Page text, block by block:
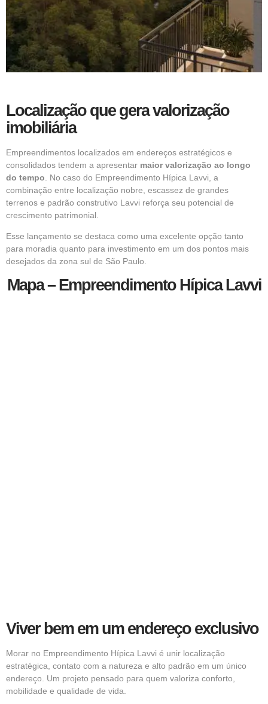
Localização que gera valorização
imobiliária
Empreendimentos localizados em endereços estratégicos e
consolidados tendem a apresentar maior valorização ao longo
do tempo . No caso do Empreendimento Hípica Lavvi, a
combinação entre localização nobre, escassez de grandes
terrenos e padrão construtivo Lavvi reforça seu potencial de
crescimento patrimonial.
Esse lançamento se destaca como uma excelente opção tanto
para moradia quanto para investimento em um dos pontos mais
desejados da zona sul de São Paulo.
Mapa – Empreendimento Hípica Lavvi
Viver bem em um endereço exclusivo
Morar no Empreendimento Hípica Lavvi é unir localização
estratégica, contato com a natureza e alto padrão em um único
endereço. Um projeto pensado para quem valoriza conforto,
mobilidade e qualidade de vida.